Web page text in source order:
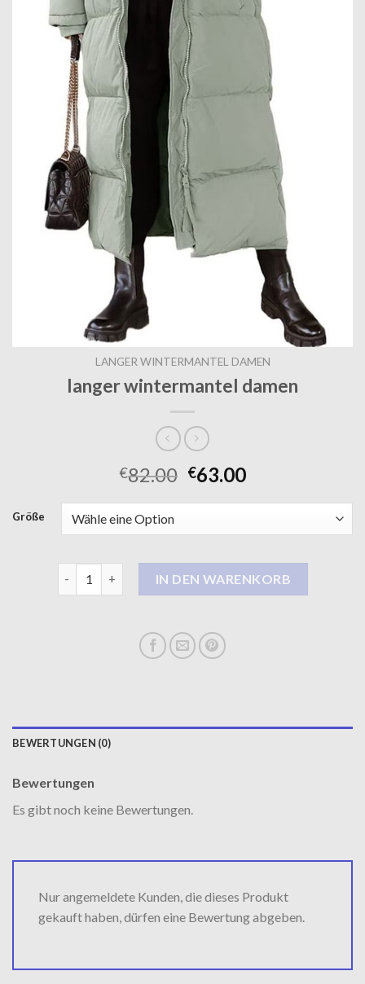
LANGER WINTERMANTEL DAMEN
langer wintermantel damen
€82.00 €63.00
Größe
IN DEN WARENKORB
BEWERTUNGEN (0)
Bewertungen
Es gibt noch keine Bewertungen.
Nur angemeldete Kunden, die dieses Produkt
gekauft haben, dürfen eine Bewertung abgeben.